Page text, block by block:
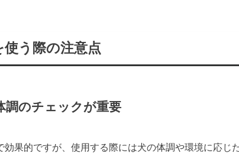
う際の注意点
調のチェックが重要
効果的ですが、使用する際には犬の体調や環境に応じ